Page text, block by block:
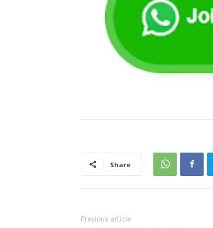
Share
Previous article